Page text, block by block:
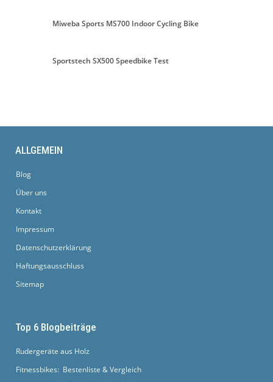
Miweba Sports MS700 Indoor Cycling Bike
Sportstech SX500 Speedbike Test
ALLGEMEIN
Blog
Über uns
Kontakt
Impressum
Datenschutzerklärung
Haftungsausschluss
Sitemap
Top 6 Blogbeiträge
Rudergeräte aus Holz
Fitnessbikes: Bestenliste & Vergleich